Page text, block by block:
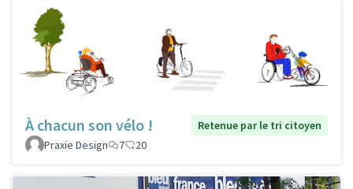
À chacun son vélo !
Retenue par le tri citoyen
Praxie Design
7 20